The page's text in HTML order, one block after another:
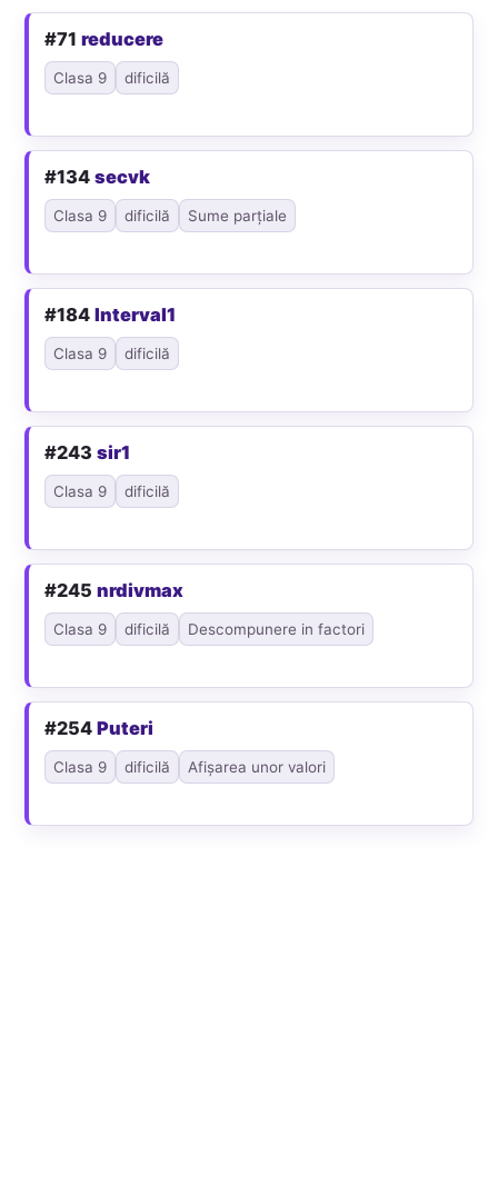
#71reducere
Clasa 9 dificilă
#134secvk
Clasa 9 dificilă Sume parțiale
#184Interval1
Clasa 9 dificilă
#243sir1
Clasa 9 dificilă
#245nrdivmax
Clasa 9 dificilă Descompunere in factori
#254Puteri
Clasa 9 dificilă Afișarea unor valori